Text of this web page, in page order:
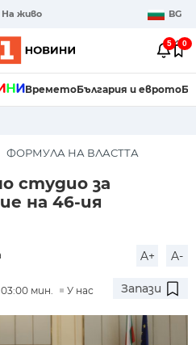
На живо BG
5 0
ВреметоБългария и еврото
ФОРМУЛА НА ВЛАСТТА
студио за
на 46-ия
A+ A-
мин. У нас Запази